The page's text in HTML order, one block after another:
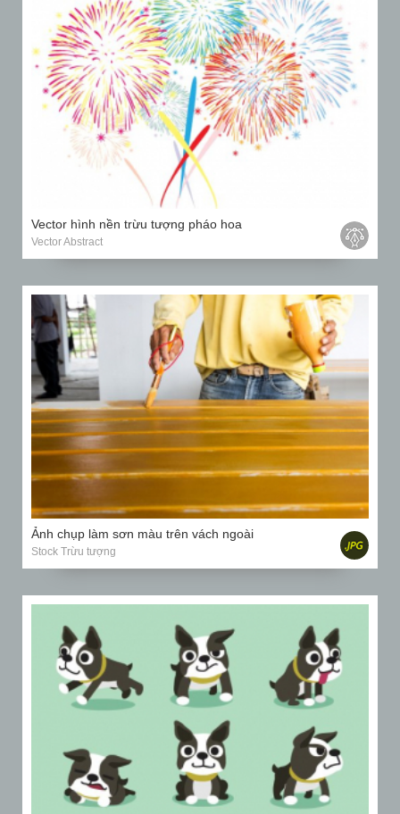
Vector hình nền trừu tượng pháo hoa
Vector Abstract
Ảnh chụp làm sơn màu trên vách ngoài
Stock Trừu tượng